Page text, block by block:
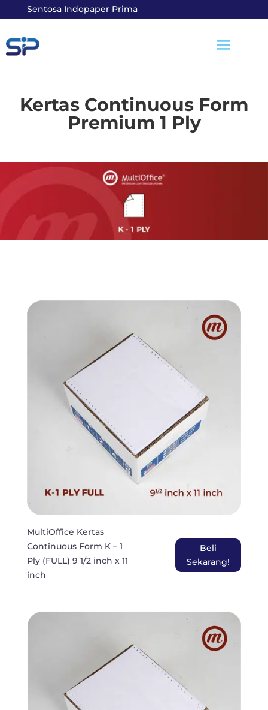
Sentosa Indopaper Prima
Kertas Continuous Form
Premium 1 Ply
MultiOffice Kertas
Continuous Form K – 1
Ply (FULL) 9 1/2 inch x 11
inch
Beli
Sekarang!